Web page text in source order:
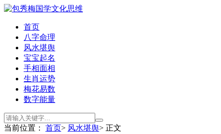
首页
八字命理
风水堪舆
宝宝起名
手相面相
生肖运势
梅花易数
数字能量
当前位置： 首页> 风水堪舆> 正文